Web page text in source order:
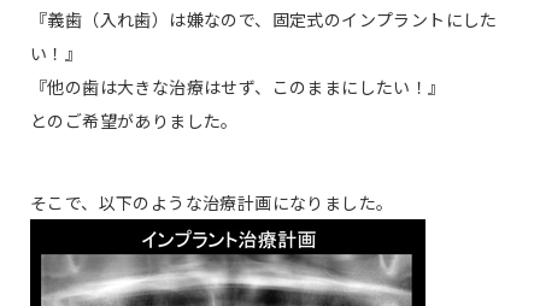
『義歯（入れ歯）は嫌なので、固定式のインプラントにした
い！』
『他の歯は大きな治療はせず、このままにしたい！』
とのご希望がありました。
そこで、以下のような治療計画になりました。